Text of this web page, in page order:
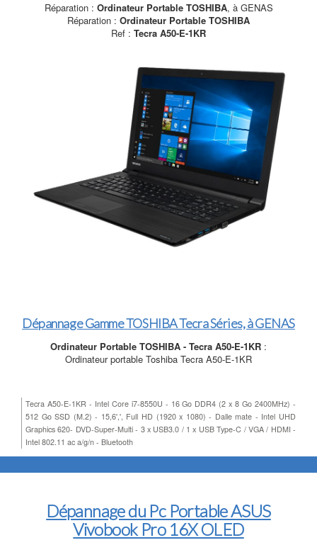
Réparation : Ordinateur Portable TOSHIBA, à GENAS
Réparation : Ordinateur Portable TOSHIBA
Ref : Tecra A50-E-1KR
Dépannage Gamme TOSHIBA Tecra Séries, à GENAS
Ordinateur Portable TOSHIBA - Tecra A50-E-1KR :
Ordinateur portable Toshiba Tecra A50-E-1KR
Tecra A50-E-1KR - Intel Core i7-8550U - 16 Go DDR4 (2 x 8 Go 2400MHz) -
512 Go SSD (M.2) - 15,6',', Full HD (1920 x 1080) - Dalle mate - Intel UHD
Graphics 620- DVD-Super-Multi - 3 x USB3.0 / 1 x USB Type-C / VGA / HDMI -
Intel 802.11 ac a/g/n - Bluetooth
Dépannage du Pc Portable ASUS
Vivobook Pro 16X OLED